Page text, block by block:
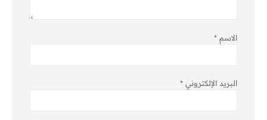
الاسم *
البريد الإلكتروني *